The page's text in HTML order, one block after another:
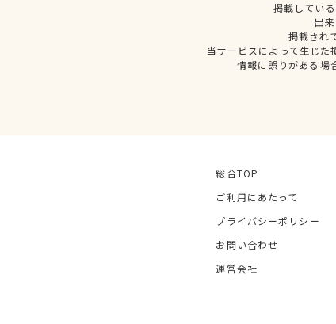
掲載してい
出
掲載され
当サービスによって生じ
情報に誤りがある場
総合TOP
ご利用にあたって
プライバシーポリシー
お問い合わせ
運営会社